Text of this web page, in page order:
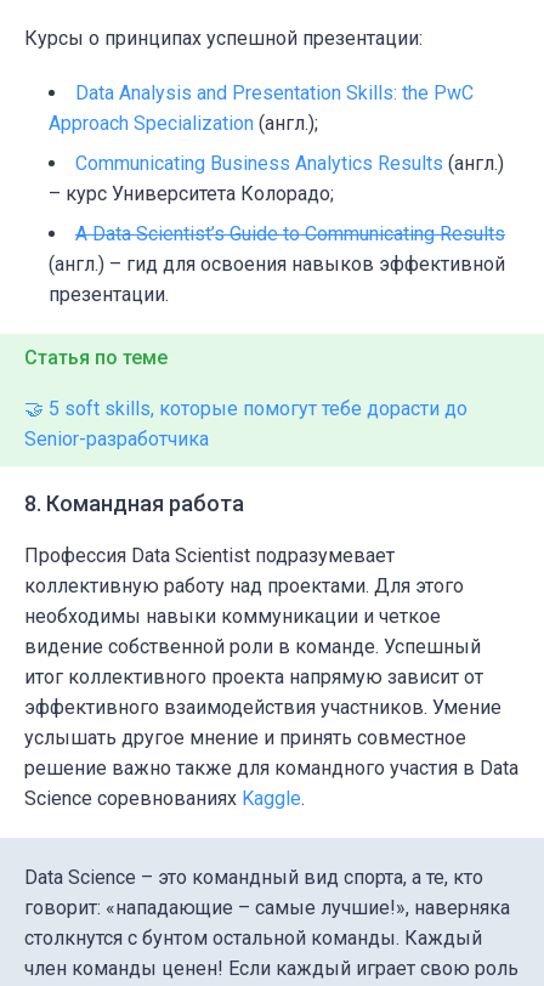
Курсы о принципах успешной презентации:
Data Analysis and Presentation Skills: the PwC
Approach Specialization (англ.);
Communicating Business Analytics Results (англ.)
– курс Университета Колорадо;
A Data Scientist’s Guide to Communicating Results
(англ.) – гид для освоения навыков эффективной
презентации.
Статья по теме
🤝 5 soft skills, которые помогут тебе дорасти до
Senior-разработчика
8. Командная работа
Профессия Data Scientist подразумевает
коллективную работу над проектами. Для этого
необходимы навыки коммуникации и четкое
видение собственной роли в команде. Успешный
итог коллективного проекта напрямую зависит от
эффективного взаимодействия участников. Умение
услышать другое мнение и принять совместное
решение важно также для командного участия в Data
Science соревнованиях Kaggle.
Data Science – это командный вид спорта, а те, кто
говорит: «нападающие – самые лучшие!», наверняка
столкнутся с бунтом остальной команды. Каждый
член команды ценен! Если каждый играет свою роль